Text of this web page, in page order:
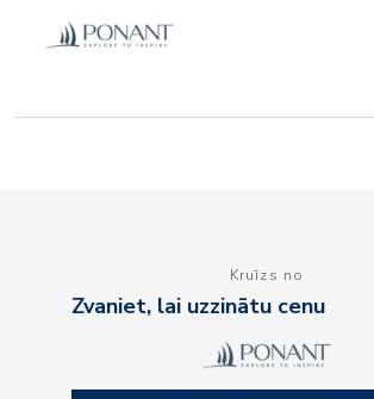
Kruīzs no
Zvaniet, lai uzzinātu cenu